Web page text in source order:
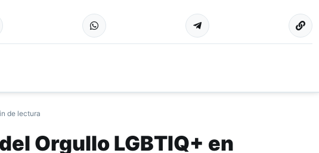
de lectura
Orgullo LGBTIQ+ en